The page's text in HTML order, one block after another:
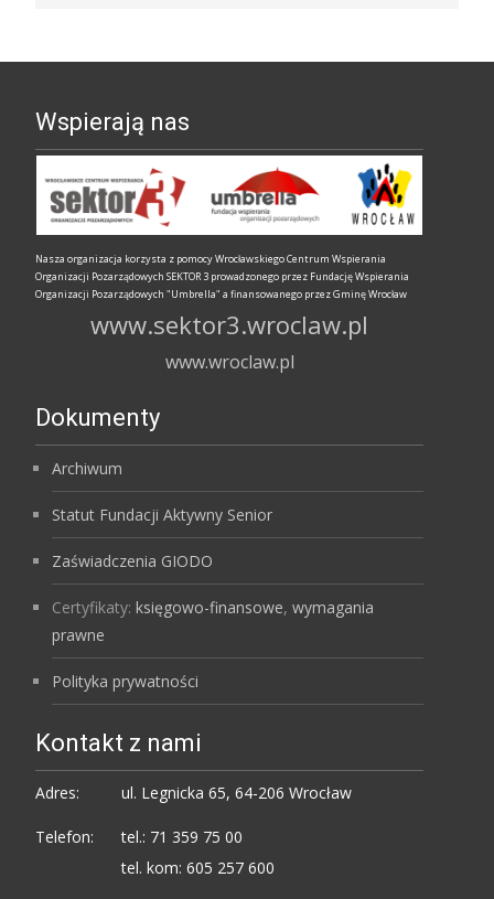
Wspierają nas
Nasza organizacja korzysta z pomocy Wrocławskiego Centrum Wspierania
Organizacji Pozarządowych SEKTOR 3 prowadzonego przez Fundację Wspierania
Organizacji Pozarządowych "Umbrella" a finansowanego przez Gminę Wrocław
www.sektor3.wroclaw.pl
www.wroclaw.pl
Dokumenty
Archiwum
Statut Fundacji Aktywny Senior
Zaświadczenia GIODO
Certyfikaty: księgowo-finansowe, wymagania
prawne
Polityka prywatności
Kontakt z nami
Adres: ul. Legnicka 65, 64-206 Wrocław
Telefon:
tel.: 71 359 75 00
tel. kom: 605 257 600